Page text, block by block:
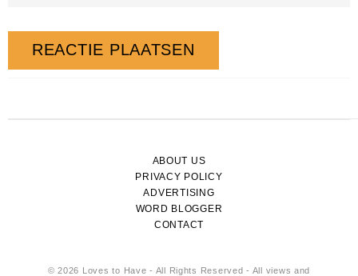
ABOUT US
PRIVACY POLICY
ADVERTISING
WORD BLOGGER
CONTACT
© 2026 Loves to Have - All Rights Reserved - All views and